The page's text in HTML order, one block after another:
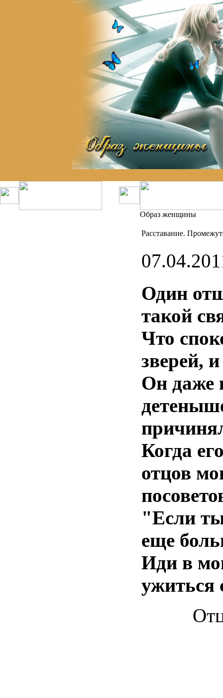
Образ женщины
Расставание.
Один
такой
Что
зверей,
Он даже
Когда
отцов
"Если
еще
Иди в
ужиться